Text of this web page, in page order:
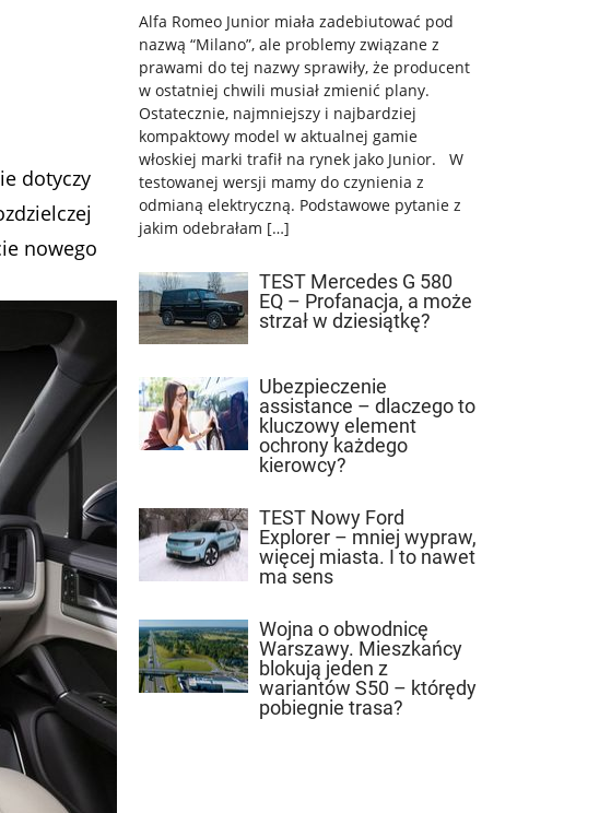
dotyczy
nowego
Alfa Romeo Junior miała zadebiutować pod
nazwą “Milano”, ale problemy związane z
prawami do tej nazwy sprawiły, że producent
w ostatniej chwili musiał zmienić plany.
Ostatecznie, najmniejszy i najbardziej
kompaktowy model w aktualnej gamie
włoskiej marki trafił na rynek jako Junior. W
testowanej wersji mamy do czynienia z
odmianą elektryczną. Podstawowe pytanie z
jakim odebrałam […]
TEST Mercedes G 580
EQ – Profanacja, a może
strzał w dziesiątkę?
Ubezpieczenie
assistance – dlaczego to
kluczowy element
ochrony każdego
kierowcy?
TEST Nowy Ford
Explorer – mniej wypraw,
więcej miasta. I to nawet
ma sens
Wojna o obwodnicę
Warszawy. Mieszkańcy
blokują jeden z
wariantów S50 – którędy
pobiegnie trasa?